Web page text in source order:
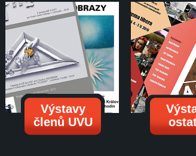
Výstavy
členů UVU